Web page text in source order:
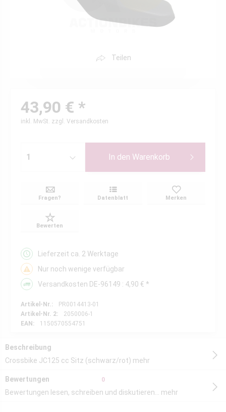
Teilen
43,90 € *
inkl. MwSt. zzgl. Versandkosten
In den Warenkorb
Fragen? Datenblatt Merken
Bewerten
Lieferzeit ca. 2 Werktage
Nur noch wenige verfügbar
Versandkosten DE-96149 : 4,90 € *
Artikel-Nr.:
PR0014413-01
Artikel-Nr. 2:
2050006-1
EAN:
1150570554751
Beschreibung
Crossbike JC125 cc Sitz (schwarz/rot) mehr
Bewertungen 0
Bewertungen lesen, schreiben und diskutieren... mehr